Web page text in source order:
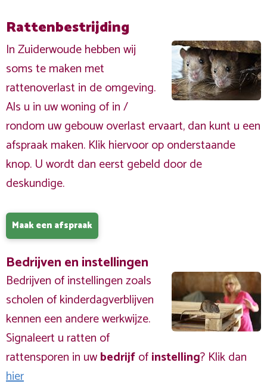
Rattenbestrijding
In Zuiderwoude hebben wij
soms te maken met
rattenoverlast in de omgeving.
Als u in uw woning of in /
rondom uw gebouw overlast ervaart, dan kunt u een
afspraak maken. Klik hiervoor op onderstaande
knop. U wordt dan eerst gebeld door de
deskundige.
Maak een afspraak
Bedrijven en instellingen
Bedrijven of instellingen zoals
scholen of kinderdagverblijven
kennen een andere werkwijze.
Signaleert u ratten of
rattensporen in uwbedrijfofinstelling? Klik dan
hier